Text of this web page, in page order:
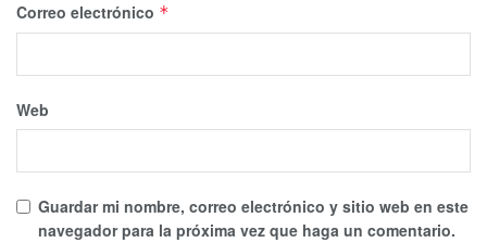
Correo electrónico *
Web
Guardar mi nombre, correo electrónico y sitio web en este
navegador para la próxima vez que haga un comentario.